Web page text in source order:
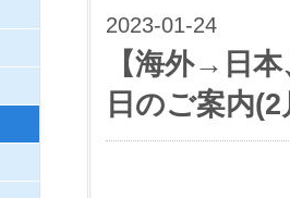
2023-01-24
【海外→日
日のご案内(2